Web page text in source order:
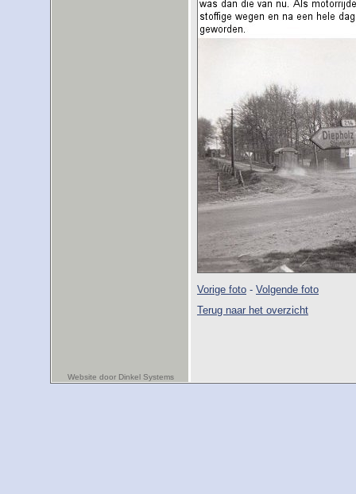
Vorige foto - Volgende foto
Terug naar het overzicht
Website door Dinkel Systems